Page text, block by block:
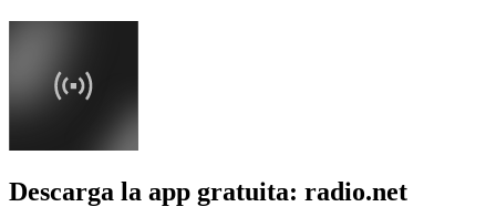
Descarga la app gratuita: radio.net